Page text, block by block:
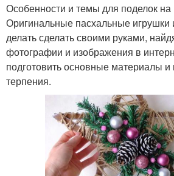
Особенности и темы для поделок на
Оригинальные пасхальные
делать сделать своими руками,
фотографии и изображения в
подготовить основные материалы и
терпения.